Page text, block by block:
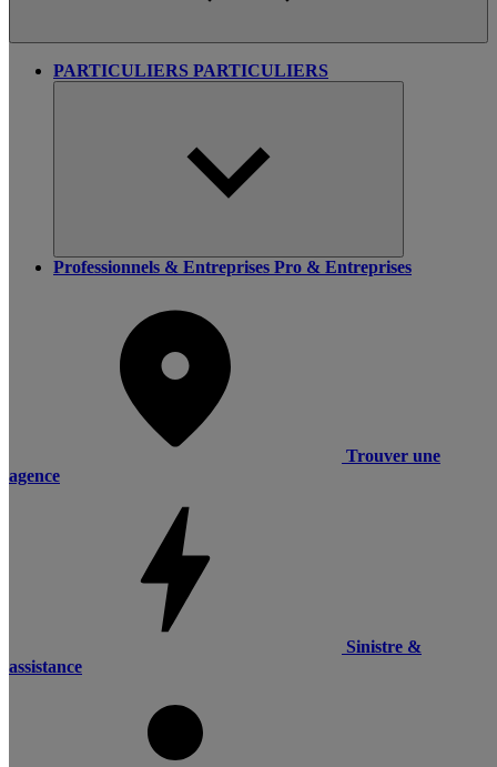
PARTICULIERS PARTICULIERS
Professionnels & Entreprises Pro & Entreprises
Trouver une
agence
Sinistre &
assistance